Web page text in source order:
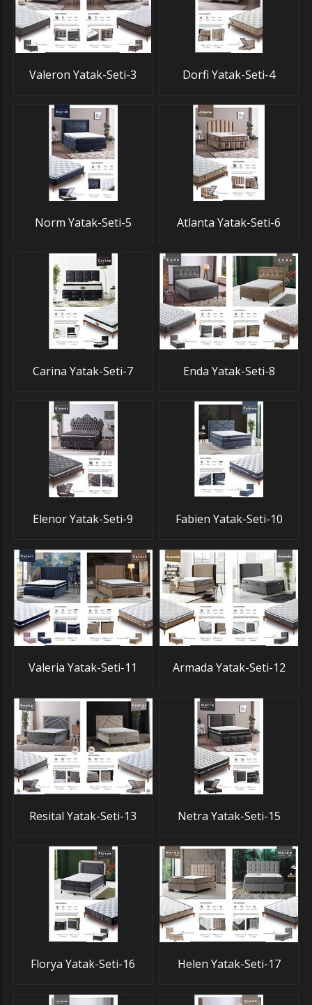
Valeron Yatak-Seti-3 Dorfi Yatak-Seti-4
Norm Yatak-Seti-5 Atlanta Yatak-Seti-6
Carina Yatak-Seti-7 Enda Yatak-Seti-8
Elenor Yatak-Seti-9 Fabien Yatak-Seti-10
Valeria Yatak-Seti-11 Armada Yatak-Seti-12
Resital Yatak-Seti-13 Netra Yatak-Seti-15
Florya Yatak-Seti-16 Helen Yatak-Seti-17